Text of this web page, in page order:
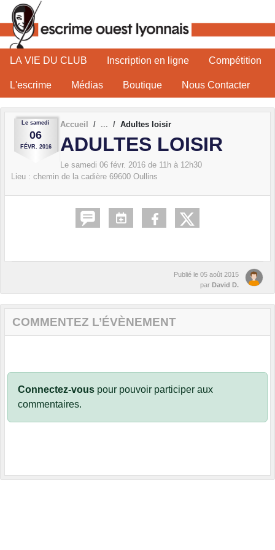
LA VIE DU CLUB Inscription en ligne Compétition
L'escrime Médias Boutique Nous Contacter
Le samedi
06
FÉVR. 2016
Accueil Adultes loisir
ADULTES LOISIR
Le samedi 06 févr. 2016 de 11h à 12h30
Lieu : chemin de la cadière 69600 Oullins
Publié le 05 août 2015
par David D.
COMMENTEZ L’ÉVÈNEMENT
Connectez-vous pour pouvoir participer aux
commentaires.
Panneau de gestion des cookies